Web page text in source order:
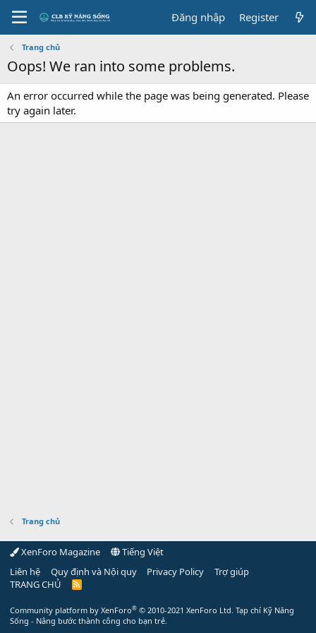
Đăng nhập Register
Trang chủ
Oops! We ran into some problems.
An error occurred while the page was being generated. Please
try again later.
Trang chủ
XenForo Magazine
Tiếng Việt
Liên hệ
Quy định và Nội quy Privacy Policy
Trợ giúp
TRANG CHỦ
R
Community platform by XenForo® © 2010-2021 XenForo Ltd. Tạp chí Kỹ Năng
Sống - Nâng bước thành công cho bạn trẻ.